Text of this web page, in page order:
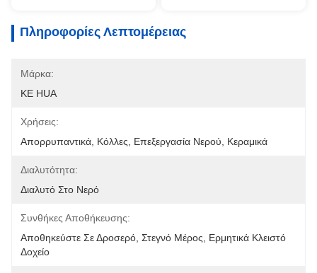
Πληροφορίες Λεπτομέρειας
Μάρκα:
KE HUA
Χρήσεις:
Απορρυπαντικά, Κόλλες, Επεξεργασία Νερού, Κεραμικά
Διαλυτότητα:
Διαλυτό Στο Νερό
Συνθήκες Αποθήκευσης:
Αποθηκεύστε Σε Δροσερό, Στεγνό Μέρος, Ερμητικά Κλειστό
Δοχείο